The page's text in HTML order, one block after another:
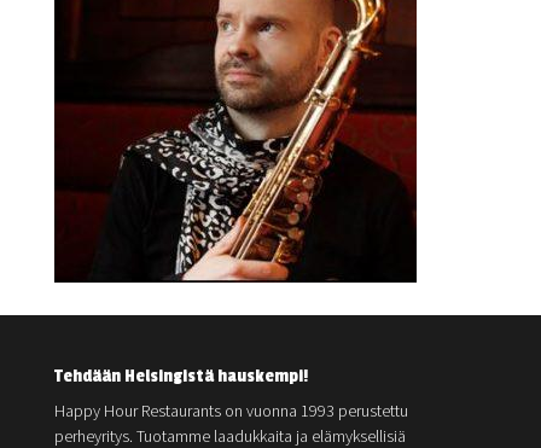
Tehdään Helsingistä hauskempi!
Happy Hour Restaurants on vuonna 1993 perustettu
perheyritys. Tuotamme laadukkaita ja elämyksellisiä